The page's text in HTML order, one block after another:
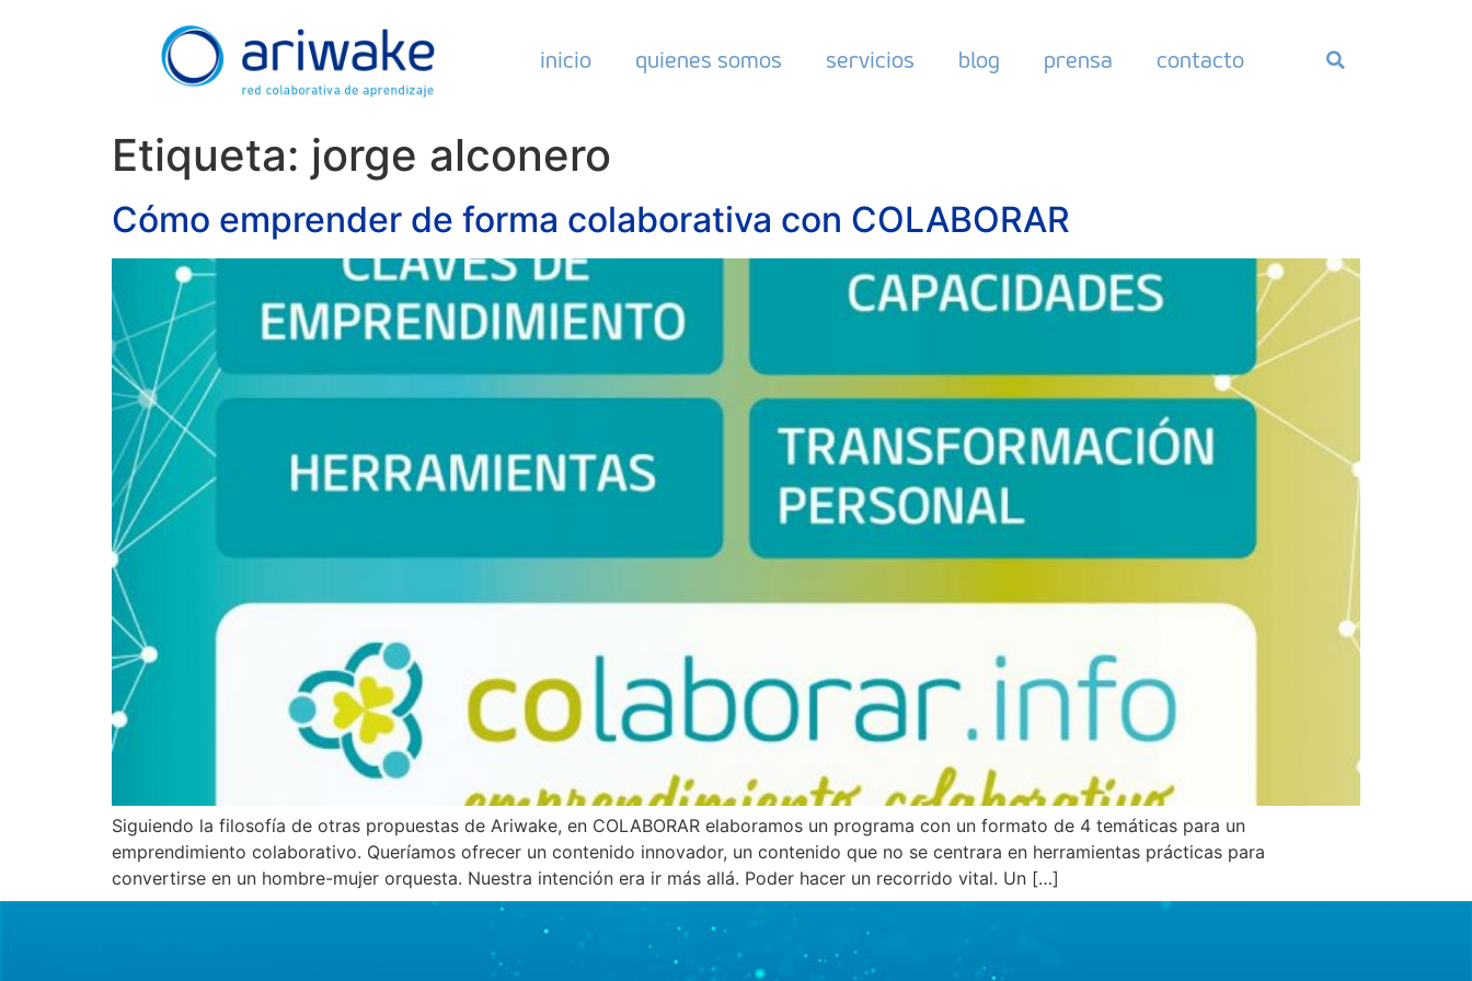
inicio quienes somos servicios blog prensa contacto
Etiqueta: jorge alconero
Cómo emprender de forma colaborativa con COLABORAR
Siguiendo la filosofía de otras propuestas de Ariwake, en COLABORAR elaboramos un programa con un formato de 4 temáticas para un
emprendimiento colaborativo. Queríamos ofrecer un contenido innovador, un contenido que no se centrara en herramientas prácticas para
convertirse en un hombre-mujer orquesta. Nuestra intención era ir más allá. Poder hacer un recorrido vital. Un […]